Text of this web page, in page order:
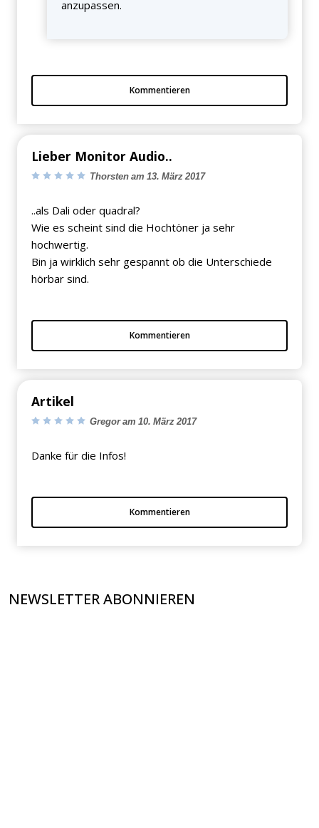
anzupassen.
Kommentieren
Lieber Monitor Audio..
Thorsten am 13. März 2017
..als Dali oder quadral?
Wie es scheint sind die Hochtöner ja sehr
hochwertig.
Bin ja wirklich sehr gespannt ob die Unterschiede
hörbar sind.
Kommentieren
Artikel
Gregor am 10. März 2017
Danke für die Infos!
Kommentieren
NEWSLETTER ABONNIEREN